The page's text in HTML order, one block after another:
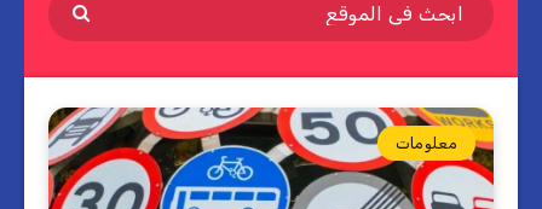
معلومات